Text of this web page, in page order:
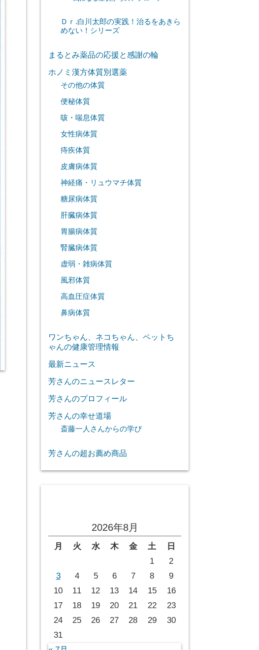
Ｄｒ.白川太郎の実践！治るをあきら
めない！シリーズ
まるとみ薬品の応援と感謝の輪
ホノミ漢方体質別選薬
その他の体質
便秘体質
咳・喘息体質
女性病体質
痔疾体質
皮膚病体質
神経痛・リュウマチ体質
糖尿病体質
肝臓病体質
胃腸病体質
腎臓病体質
虚弱・雑病体質
風邪体質
高血圧症体質
鼻病体質
ワンちゃん、ネコちゃん、ペットち
ゃんの健康管理情報
最新ニュース
芳さんのニュースレター
芳さんのプロフィール
芳さんの幸せ道場
斎藤一人さんからの学び
芳さんの超お薦め商品
2026年8月
月 火 水 木 金 土
日
1
2
3
4 5 6 7 8
9
10
11 12 13 14 15
16
17
18 19 20 21 22
23
24
25 26 27 28 29
30
31